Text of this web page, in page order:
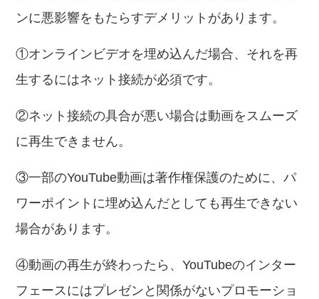
ンに悪影響をもたらすデメリットがあります。
①オンラインビデオを埋め込んだ場合、それを再
生するにはネット接続が必須です。
②ネット接続の具合が悪い場合は動画をスムーズ
に再生できません。
③一部のYouTube動画は著作権保護のために、パ
ワーポイントに埋め込んだとしても再生できない
場合があります。
④動画の再生が終わったら、YouTubeのインター
フェースにはプレゼンと関係がないプロモーショ